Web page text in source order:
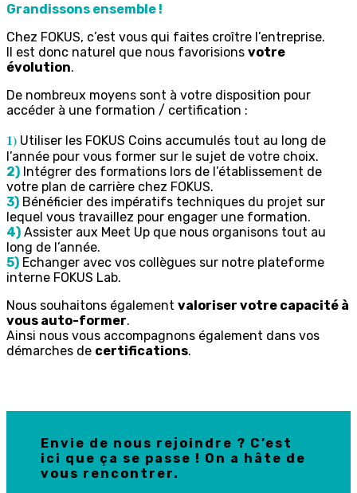
Grandissons ensemble !
Chez FOKUS, c’est vous qui faites croître l’entreprise.
Il est donc naturel que nous favorisions votre
évolution.
De nombreux moyens sont à votre disposition pour
accéder à une formation / certification :
1) Utiliser les FOKUS Coins accumulés tout au long de
l’année pour vous former sur le sujet de votre choix.
2) Intégrer des formations lors de l’établissement de
votre plan de carrière chez FOKUS.
3) Bénéficier des impératifs techniques du projet sur
lequel vous travaillez pour engager une formation.
4) Assister aux Meet Up que nous organisons tout au
long de l’année.
5) Echanger avec vos collègues sur notre plateforme
interne FOKUS Lab.
Nous souhaitons également valoriser votre capacité à
vous auto-former.
Ainsi nous vous accompagnons également dans vos
démarches de certifications.
Envie de nous rejoindre ? C’est
ici que ça se passe ! On a hâte de
vous rencontrer.